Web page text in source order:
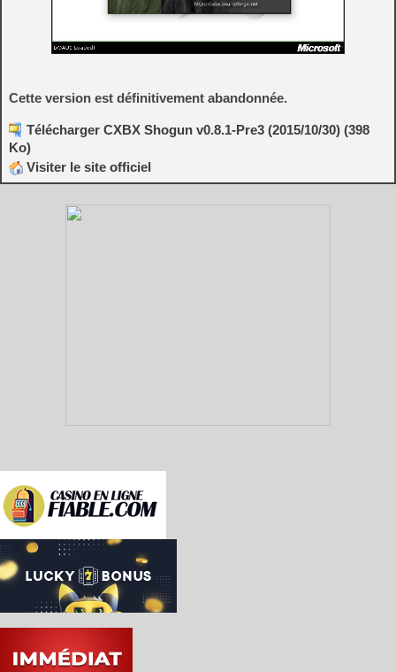
Cette version est définitivement abandonnée.
Télécharger CXBX Shogun v0.8.1-Pre3 (2015/10/30) (398
Ko)
Visiter le site officiel